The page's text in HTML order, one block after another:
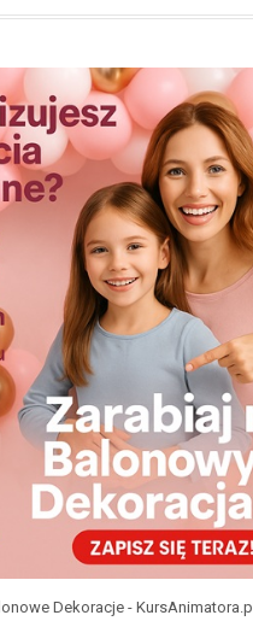
Dekoracje - KursAnimatora.pl